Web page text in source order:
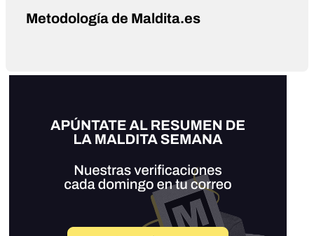
Metodología de Maldita.es